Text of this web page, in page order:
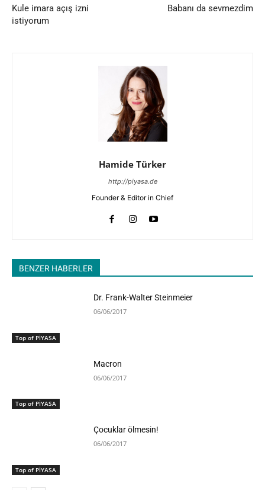
Kule imara açış izni
istiyorum
Babanı da sevmezdim
Hamide Türker
http://piyasa.de
Founder & Editor in Chief
BENZER HABERLER
Top of PİYASA
Dr. Frank-Walter Steinmeier
06/06/2017
Top of PİYASA
Macron
06/06/2017
Top of PİYASA
Çocuklar ölmesin!
06/06/2017